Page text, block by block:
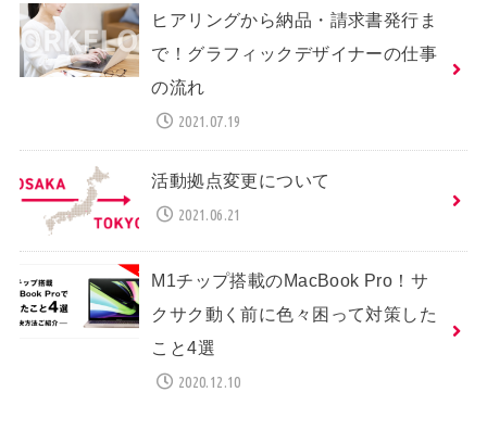
ヒアリングから納品・請求書発行ま
で！グラフィックデザイナーの仕事
の流れ
2021.07.19
活動拠点変更について
2021.06.21
M1チップ搭載のMacBook Pro！サ
クサク動く前に色々困って対策した
こと4選
2020.12.10